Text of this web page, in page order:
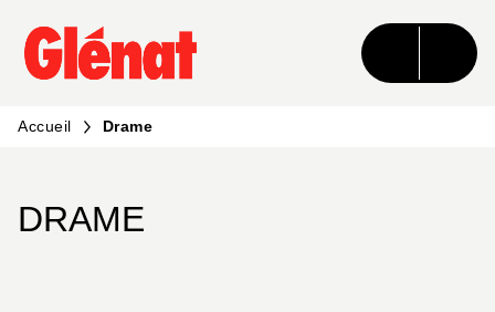
MENU RECHERCHE CONTENU
PIED DE PAGE
Accueil Drame
DRAME